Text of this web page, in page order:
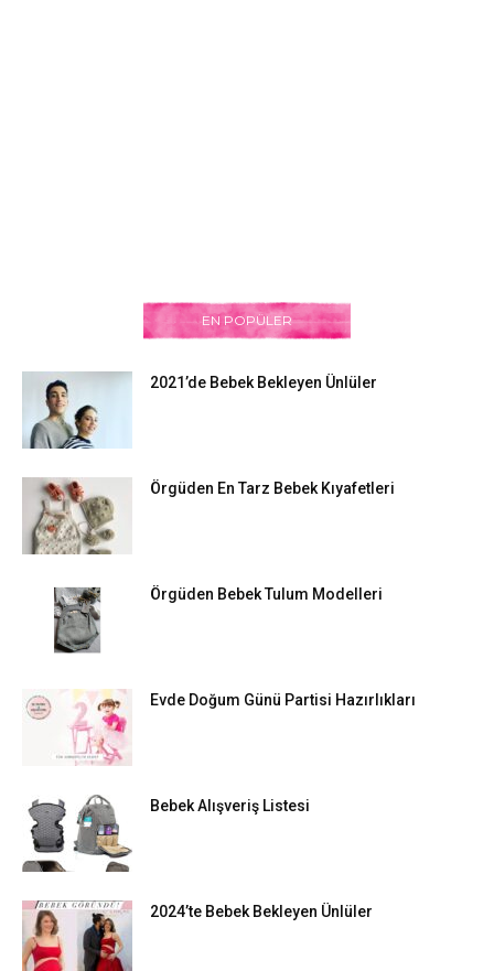
EN POPÜLER
2021’de Bebek Bekleyen Ünlüler
Örgüden En Tarz Bebek Kıyafetleri
Örgüden Bebek Tulum Modelleri
Evde Doğum Günü Partisi Hazırlıkları
Bebek Alışveriş Listesi
2024’te Bebek Bekleyen Ünlüler